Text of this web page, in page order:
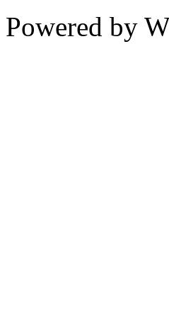
Powered by